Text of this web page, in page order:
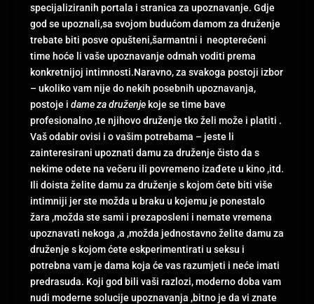
specijaliziranih portala i stranica za upoznavanje. Gdje
god se upoznali,sa svojom budućom damom za druženje
trebate biti posve opušteni,šarmantni i neopterećeni
time hoće li vaše upoznavanje odmah voditi prema
konkretnijoj intimnosti.Naravno, za svakoga postoji izbor
– ukoliko vam nije do nekih posebnih upoznavanja,
postoje i dame za druženjekoje se time bave
profesionalno ,te njihovo druženje tko želi može i platiti .
Vaš odabir ovisi i o vašim potrebama – jeste li
zainteresirani upoznati damu za druženje čisto da s
nekime odete na večeru ili povremeno izađete u kino ,itd.
Ili doista želite damu za druženje s kojom ćete biti više
intimniji jer ste možda u braku u kojemu je ponestalo
žara ,možda ste sami i prezaposleni i nemate vremena
upoznavati nekoga ,a ,možda jednostavno želite damu za
druženje s kojom ćete eskperimentirati u seksu i
potrebna vam je dama koja će vas razumjeti i neće imati
predrasuda. Koji god bili vaši razlozi, moderno doba vam
nudi moderne solucije upoznavanja ,bitno je da vi znate